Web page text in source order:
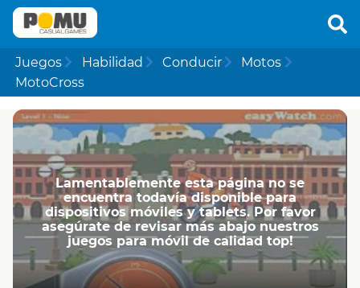
Juegos Habilidad Conducir
Motos
MotoCross
Lamentablemente esta página no se
encuentra todavía disponible para
dispositivos móviles y tablets. Por favor
asegúrate de revisar más abajo nuestros
juegos para móvil de calidad top!